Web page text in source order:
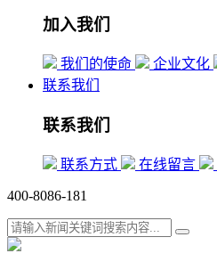
加入我们
我们的使命 企业文化
联系我们
联系我们
联系方式 在线留言
400-8086-181